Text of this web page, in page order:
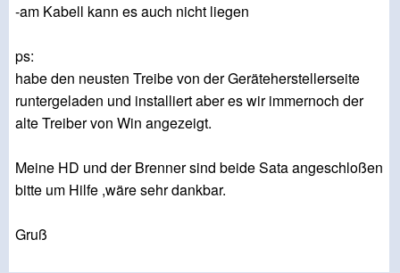
-am Kabell kann es auch nicht liegen
ps:
habe den neusten Treibe von der Geräteherstellerseite
runtergeladen und installiert aber es wir immernoch der
alte Treiber von Win angezeigt.
Meine HD und der Brenner sind beide Sata angeschloßen
bitte um Hilfe ,wäre sehr dankbar.
Gruß